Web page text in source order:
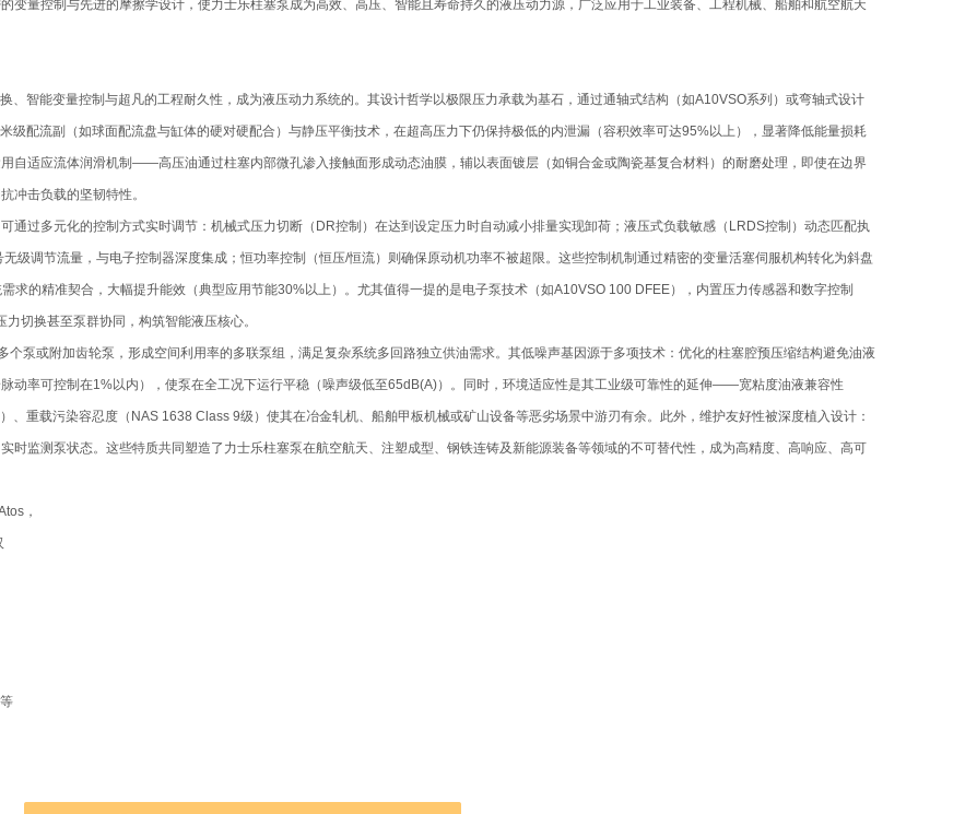
变量控制与先进的摩擦学设计，使力士乐柱塞泵成为高效、高压、智能且寿命持久的液压动力源，广泛应用于工业装备、工程机械、船舶和航空航天
、智能变量控制与超凡的工程耐久性，成为液压动力系统的。其设计哲学以极限压力承载为基石，通过通轴式结构（如A10VSO系列）或弯轴式设计
级配流副（如球面配流盘与缸体的硬对硬配合）与静压平衡技术，在超高压力下仍保持极低的内泄漏（容积效率可达95%以上），显著降低能量损耗
自适应流体润滑机制——高压油通过柱塞内部微孔渗入接触面形成动态油膜，辅以表面镀层（如铜合金或陶瓷基复合材料）的耐磨处理，即使在边界
冲击负载的坚韧特性。
通过多元化的控制方式实时调节：机械式压力切断（DR控制）在达到设定压力时自动减小排量实现卸荷；液压式负载敏感（LRDS控制）动态匹配执
级调节流量，与电子控制器深度集成；恒功率控制（恒压/恒流）则确保原动机功率不被超限。这些控制机制通过精密的变量活塞伺服机构转化为斜盘
求的精准契合，大幅提升能效（典型应用节能30%以上）。尤其值得一提的是电子泵技术（如A10VSO 100 DFEE），内置压力传感器和数字控制
切换甚至泵群协同，构筑智能液压核心。
泵或附加齿轮泵，形成空间利用率的多联泵组，满足复杂系统多回路独立供油需求。其低噪声基因源于多项技术：优化的柱塞腔预压缩结构避免油液
动率可控制在1%以内），使泵在全工况下运行平稳（噪声级低至65dB(A)）。同时，环境适应性是其工业级可靠性的延伸——宽粘度油液兼容性
、重载污染容忍度（NAS 1638 Class 9级）使其在冶金轧机、船舶甲板机械或矿山设备等恶劣场景中游刃有余。此外，维护友好性被深度植入设计：
时监测泵状态。这些特质共同塑造了力士乐柱塞泵在航空航天、注塑成型、钢铁连铸及新能源装备等领域的不可替代性，成为高精度、高响应、高可
，